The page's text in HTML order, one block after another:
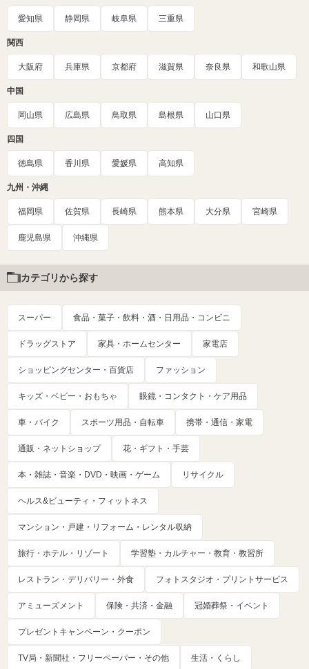
愛知県 静岡県 岐阜県 三重県
関西
大阪府 兵庫県 京都府 滋賀県 奈良県 和歌山県
中国
岡山県 広島県 鳥取県 島根県 山口県
四国
徳島県 香川県 愛媛県 高知県
九州・沖縄
福岡県 佐賀県 長崎県 熊本県 大分県 宮崎県
鹿児島県 沖縄県
カテゴリから探す
スーパー 食品・菓子・飲料・酒・日用品・コンビニ
ドラッグストア 家具・ホームセンター 家電店
ショッピングセンター・百貨店 ファッション
キッズ・ベビー・おもちゃ 眼鏡・コンタクト・ケア用品
車・バイク スポーツ用品・自転車 携帯・通信・家電
通販・ネットショップ 花・ギフト・手芸
本・雑誌・音楽・DVD・映画・ゲーム リサイクル
ヘルス&ビューティ・フィットネス
マンション・戸建・リフォーム・レンタル収納
旅行・ホテル・リゾート 学習塾・カルチャー・教育・教習所
レストラン・デリバリー・外食 フォトスタジオ・プリントサービス
アミューズメント 保険・共済・金融 冠婚葬祭・イベント
プレゼントキャンペーン・クーポン
TV局・新聞社・フリーペーパー・その他 生活・くらし